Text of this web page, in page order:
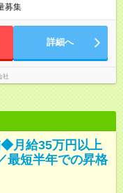
7時（休憩60分） ◎働
相談ください。
募集
詳細へ
社
月給35万円以上
最短半年での昇格